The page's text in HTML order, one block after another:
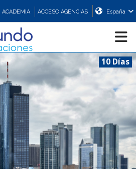
ACADEMIA ACCESO AGENCIAS España
CRUCEROS
EUROPA
ASIA
ORIENTE
10 Días